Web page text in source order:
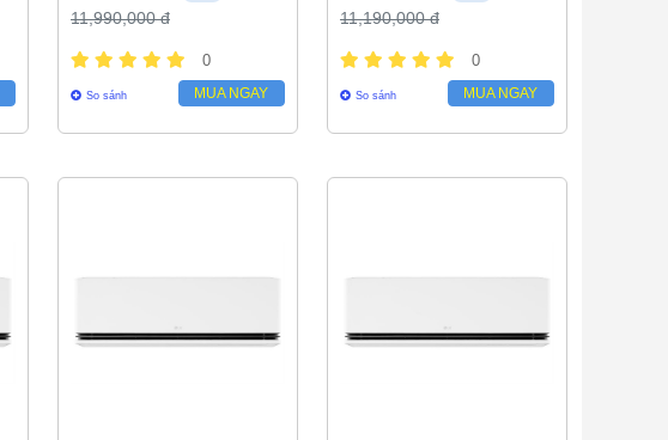
11,990,000 đ
0
So sánh MUA NGAY
11,190,000 đ
0
So sánh MUA NGAY